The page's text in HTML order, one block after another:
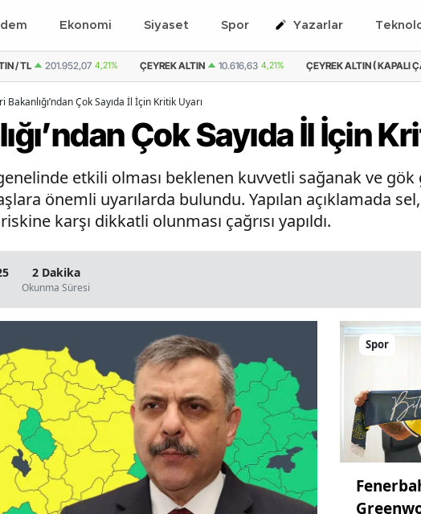
Ekonomi Siyaset Spor Yazarlar
ALTIN 10.616,63 4,21% ÇEYREK ALTIN ( KAPALI ÇARŞI ) 10.452,95 3,30% YARIM
Bakanlığı’ndan Çok Sayıda İl İçin Kritik Uyarı
Çok Sayıda İl İçin
etkili olması beklenen kuvvetli sağanak ve
önemli uyarılarda bulundu. Yapılan açıklamada sel,
karşı dikkatli olunması çağrısı yapıldı.
2 Dakika
Okunma Süresi
Spor